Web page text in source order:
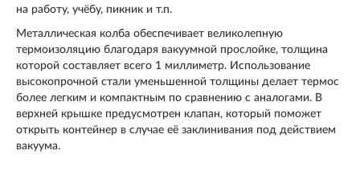
на работу, учёбу, пикник и т.п.
Металлическая колба обеспечивает великолепную
термоизоляцию благодаря вакуумной прослойке, толщина
которой составляет всего 1 миллиметр. Использование
высокопрочной стали уменьшенной толщины делает термос
более легким и компактным по сравнению с аналогами. В
верхней крышке предусмотрен клапан, который поможет
открыть контейнер в случае её заклинивания под действием
вакуума.